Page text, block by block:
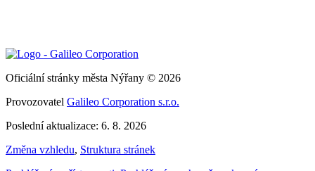
Oficiální stránky města Nýřany © 2026
Provozovatel Galileo Corporation s.r.o.
Poslední aktualizace: 6. 8. 2026
Změna vzhledu, Struktura stránek